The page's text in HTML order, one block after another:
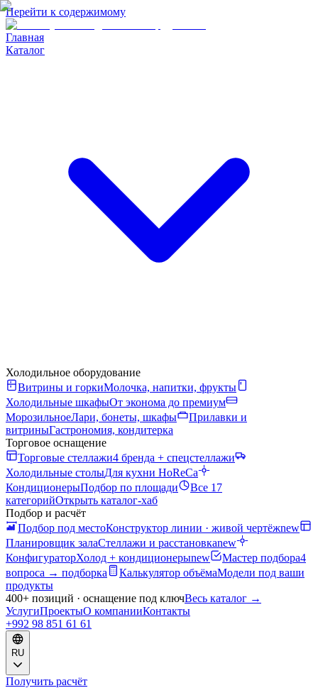
Перейти к содержимому
Главная
Каталог
Холодильное оборудование
Витрины и горкиМолочка, напитки, фрукты
Холодильные шкафыОт эконома до премиум
МорозильноеЛари, бонеты, шкафы
Прилавки и
витриныГастрономия, кондитерка
Торговое оснащение
Торговые стеллажи4 бренда + спецстеллажи
Холодильные столыДля кухни HoReCa
КондиционерыПодбор по площади
Все 17
категорийОткрыть каталог-хаб
Подбор и расчёт
Подбор под местоКонструктор линии · живой чертёжnew
Планировщик залаСтеллажи и расстановкаnew
КонфигураторХолод + кондиционерыnew Мастер подбора4
вопроса → подборка
Калькулятор объёмаМодели под ваши
продукты
400+ позиций · оснащение под ключВесь каталог →
УслугиПроектыО компанииКонтакты
+992 98 851 61 61
RU
Получить расчёт